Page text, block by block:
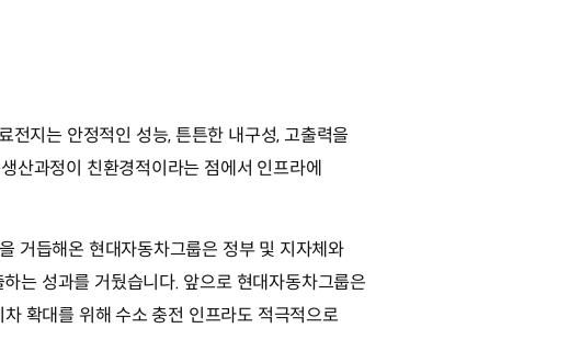
지는 안정적인 성능, 튼튼한 내구성, 고출력을
산과정이 친환경적이라는 점에서 인프라에
거듭해온 현대자동차그룹은 정부 및 지자체와
는 성과를 거뒀습니다. 앞으로 현대자동차그룹은
확대를 위해 수소 충전 인프라도 적극적으로